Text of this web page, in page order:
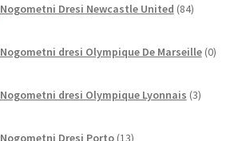
Nogometni Dresi Newcastle United 84izdelkov
Nogometni dresi Olympique De Marseille 0
Nogometni dresi Olympique Lyonnais 3izdelki
Nogometni Dresi Porto 13